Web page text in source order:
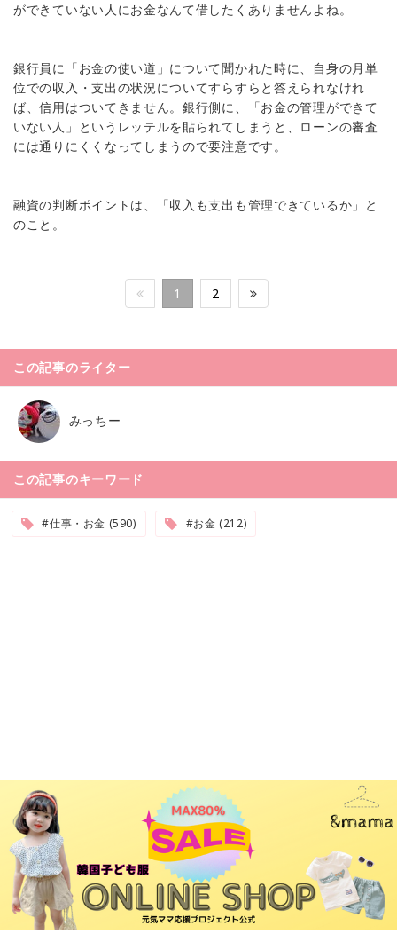
ができていない人にお金なんて借したくありませんよね。
銀行員に「お金の使い道」について聞かれた時に、自身の月単
位での収入・支出の状況についてすらすらと答えられなけれ
ば、信用はついてきません。銀行側に、「お金の管理ができて
いない人」というレッテルを貼られてしまうと、ローンの審査
には通りにくくなってしまうので要注意です。
融資の判断ポイントは、「収入も支出も管理できているか」と
のこと。
1 2
この記事のライター
みっちー
この記事のキーワード
#仕事・お金 (590) #お金 (212)